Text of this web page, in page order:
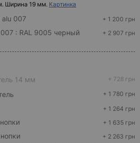
Ширина 19 мм. Картинка
007 + 1 200 грн
: RAL 9005 черный
+ 2 907 грн
14 мм + 728 грн
+ 1 780 грн
+ 1 264 грн
+ 1 635 грн
+ 2 263 грн